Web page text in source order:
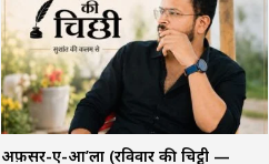
अफ़सर-ए-आ’ला (रविवार की चिट्ठी —